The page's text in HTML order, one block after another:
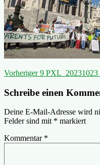
Vorheriger Vorheriger
9
Schreibe einen
Deine E-Mail-Adresse wird
Felder sind mit * markiert
Kommentar *